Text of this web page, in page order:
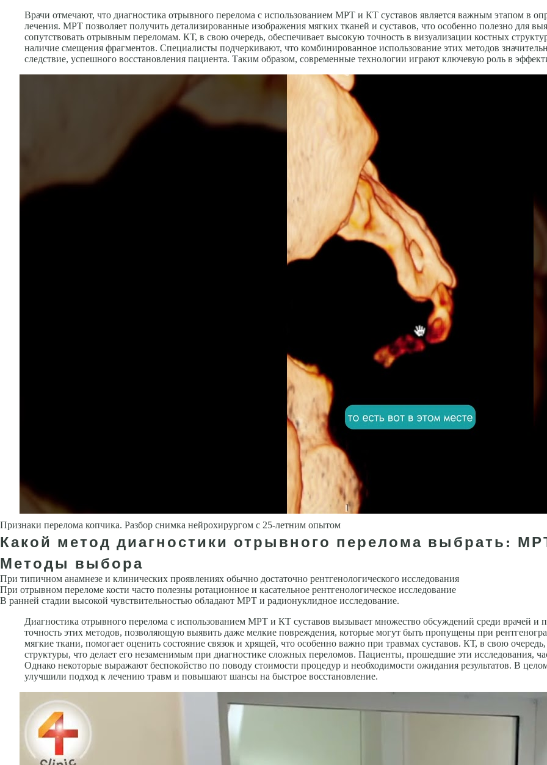
Врачи отмечают, что диагностика отрывного перелома с использованием МРТ и КТ суставов является важным этапом в
лечения. МРТ позволяет получить детализированные изображения мягких тканей и суставов, что особенно полезно для
сопутствовать отрывным переломам. КТ, в свою очередь, обеспечивает высокую точность в визуализации костных
наличие смещения фрагментов. Специалисты подчеркивают, что комбинированное использование этих методов
следствие, успешного восстановления пациента. Таким образом, современные технологии играют ключевую роль в
Признаки перелома копчика. Разбор снимка нейрохирургом с 25-летним опытом
Какой метод диагностики отрывного перелома выбрать:
Методы выбора
При типичном анамнезе и клинических проявлениях обычно достаточно рентгенологического исследования
При отрывном переломе кости часто полезны ротационное и касательное рентгенологическое исследование
В ранней стадии высокой чувствительностью обладают МРТ и радионуклидное исследование.
Диагностика отрывного перелома с использованием МРТ и КТ суставов вызывает множество обсуждений среди врачей
точность этих методов, позволяющую выявить даже мелкие повреждения, которые могут быть пропущены при
мягкие ткани, помогает оценить состояние связок и хрящей, что особенно важно при травмах суставов. КТ, в свою
структуры, что делает его незаменимым при диагностике сложных переломов. Пациенты, прошедшие эти исследования,
Однако некоторые выражают беспокойство по поводу стоимости процедур и необходимости ожидания результатов. В
улучшили подход к лечению травм и повышают шансы на быстрое восстановление.